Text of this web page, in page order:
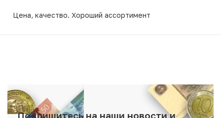
Цена, качество. Хороший ассортимент
Подпишитесь на наши новости и